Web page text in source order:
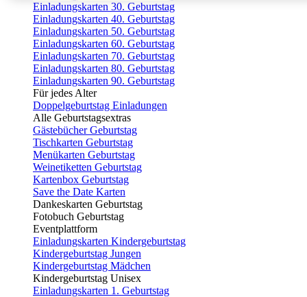
Einladungskarten 30. Geburtstag
Einladungskarten 40. Geburtstag
Einladungskarten 50. Geburtstag
Einladungskarten 60. Geburtstag
Einladungskarten 70. Geburtstag
Einladungskarten 80. Geburtstag
Einladungskarten 90. Geburtstag
Für jedes Alter
Doppelgeburtstag Einladungen
Alle Geburtstagsextras
Gästebücher Geburtstag
Tischkarten Geburtstag
Menükarten Geburtstag
Weinetiketten Geburtstag
Kartenbox Geburtstag
Save the Date Karten
Dankeskarten Geburtstag
Fotobuch Geburtstag
Eventplattform
Einladungskarten Kindergeburtstag
Kindergeburtstag Jungen
Kindergeburtstag Mädchen
Kindergeburtstag Unisex
Einladungskarten 1. Geburtstag